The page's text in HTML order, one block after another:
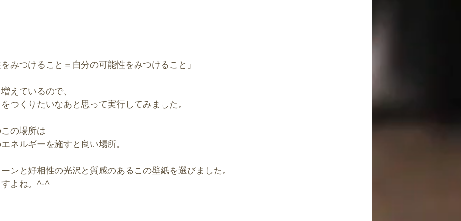
をみつけること＝自分の可能性をみつけること」
えているので、
つくりたいなあと思って実行してみました。
の場所は
ネルギーを施すと良い場所。
ンと好相性の光沢と質感のあるこの壁紙を選びました。
よね。^-^